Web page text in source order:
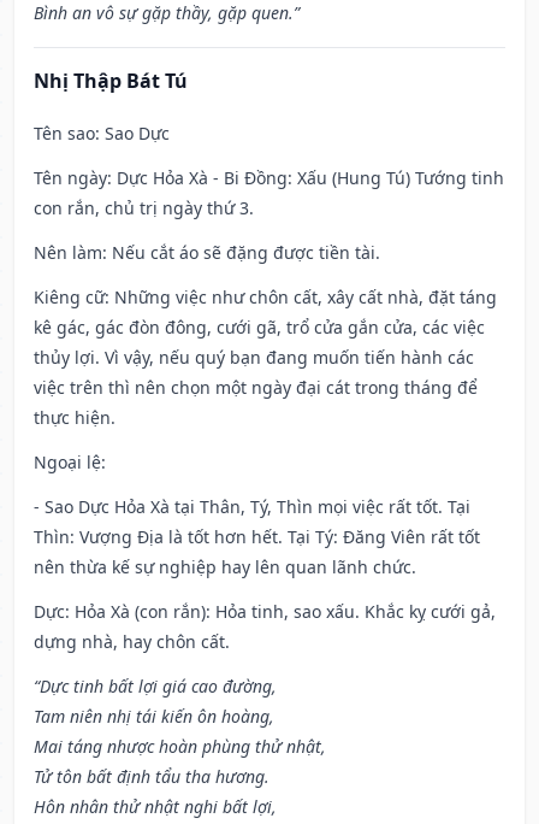
Bình an vô sự gặp thầy, gặp quen.”
Nhị Thập Bát Tú
Tên sao: Sao Dực
Tên ngày: Dực Hỏa Xà - Bi Đồng: Xấu (Hung Tú) Tướng tinh
con rắn, chủ trị ngày thứ 3.
Nên làm: Nếu cắt áo sẽ đặng được tiền tài.
Kiêng cữ: Những việc như chôn cất, xây cất nhà, đặt táng
kê gác, gác đòn đông, cưới gã, trổ cửa gắn cửa, các việc
thủy lợi. Vì vậy, nếu quý bạn đang muốn tiến hành các
việc trên thì nên chọn một ngày đại cát trong tháng để
thực hiện.
Ngoại lệ:
- Sao Dực Hỏa Xà tại Thân, Tý, Thìn mọi việc rất tốt. Tại
Thìn: Vượng Địa là tốt hơn hết. Tại Tý: Đăng Viên rất tốt
nên thừa kế sự nghiệp hay lên quan lãnh chức.
Dực: Hỏa Xà (con rắn): Hỏa tinh, sao xấu. Khắc kỵ cưới gả,
dựng nhà, hay chôn cất.
“Dực tinh bất lợi giá cao đường,
Tam niên nhị tái kiến ôn hoàng,
Mai táng nhược hoàn phùng thử nhật,
Tử tôn bất định tẩu tha hương.
Hôn nhân thử nhật nghi bất lợi,